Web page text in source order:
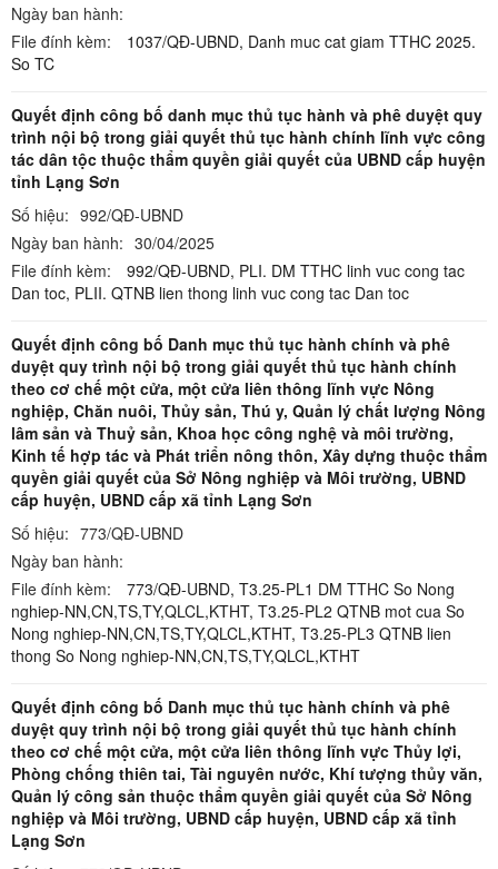
Ngày ban hành:
File đính kèm:
1037/QĐ-UBND, Danh muc cat giam TTHC 2025.
So TC
Quyết định công bố danh mục thủ tục hành và phê duyệt quy
trình nội bộ trong giải quyết thủ tục hành chính lĩnh vực công
tác dân tộc thuộc thẩm quyền giải quyết của UBND cấp huyện
tỉnh Lạng Sơn
Số hiệu: 992/QĐ-UBND
Ngày ban hành: 30/04/2025
File đính kèm:
992/QĐ-UBND, PLI. DM TTHC linh vuc cong tac
Dan toc, PLII. QTNB lien thong linh vuc cong tac Dan toc
Quyết định công bố Danh mục thủ tục hành chính và phê
duyệt quy trình nội bộ trong giải quyết thủ tục hành chính
theo cơ chế một cửa, một cửa liên thông lĩnh vực Nông
nghiệp, Chăn nuôi, Thủy sản, Thú y, Quản lý chất lượng Nông
lâm sản và Thuỷ sản, Khoa học công nghệ và môi trường,
Kinh tế hợp tác và Phát triển nông thôn, Xây dựng thuộc thẩm
quyền giải quyết của Sở Nông nghiệp và Môi trường, UBND
cấp huyện, UBND cấp xã tỉnh Lạng Sơn
Số hiệu: 773/QĐ-UBND
Ngày ban hành:
File đính kèm:
773/QĐ-UBND, T3.25-PL1 DM TTHC So Nong
nghiep-NN,CN,TS,TY,QLCL,KTHT, T3.25-PL2 QTNB mot cua So
Nong nghiep-NN,CN,TS,TY,QLCL,KTHT, T3.25-PL3 QTNB lien
thong So Nong nghiep-NN,CN,TS,TY,QLCL,KTHT
Quyết định công bố Danh mục thủ tục hành chính và phê
duyệt quy trình nội bộ trong giải quyết thủ tục hành chính
theo cơ chế một cửa, một cửa liên thông lĩnh vực Thủy lợi,
Phòng chống thiên tai, Tài nguyên nước, Khí tượng thủy văn,
Quản lý công sản thuộc thẩm quyền giải quyết của Sở Nông
nghiệp và Môi trường, UBND cấp huyện, UBND cấp xã tỉnh
Lạng Sơn